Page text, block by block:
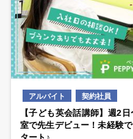
アルバイト 契約社員
【子ども英会話講師】週2
室で先生デビュー！未経験